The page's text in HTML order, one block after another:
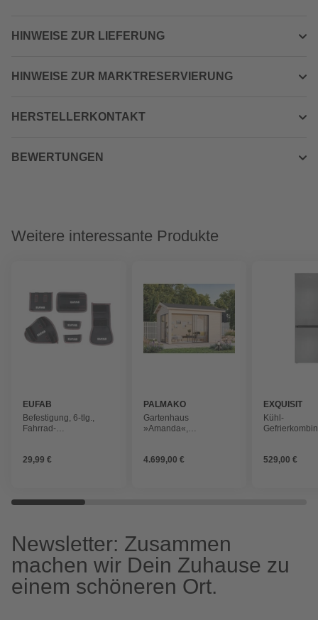
HINWEISE ZUR LIEFERUNG
HINWEISE ZUR MARKTRESERVIERUNG
HERSTELLERKONTAKT
BEWERTUNGEN
Weitere interessante Produkte
EUFAB
Befestigung, 6-tlg.,
Fahrrad-
29,99 €
PALMAKO
Gartenhaus
»Amanda«,
unbehandelt, Holz
4.699,00 €
EXQUISIT
Kühl-
529,00 €
Newsletter: Zusammen
machen wir Dein Zuhause zu
einem schöneren Ort.